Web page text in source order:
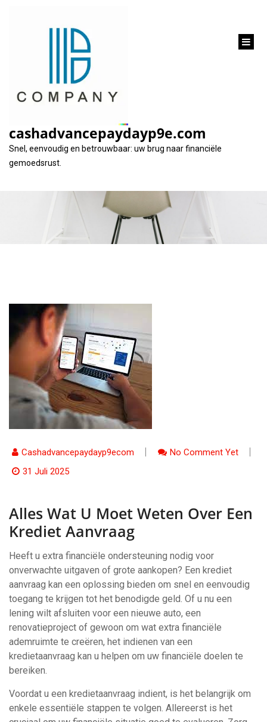
cashadvancepaydayp9e.com
Snel, eenvoudig en betrouwbaar: uw brug naar financiële
gemoedsrust.
Alles wat u moet
weten over een
krediet aanvraag
Cashadvancepaydayp9ecom
No Comment Yet
31 Juli 2025
Alles Wat U Moet Weten Over Een
Krediet Aanvraag
Heeft u extra financiële ondersteuning nodig voor
onverwachte uitgaven of grote aankopen? Een krediet
aanvraag kan een oplossing bieden om snel en eenvoudig
toegang te krijgen tot het benodigde geld. Of u nu een
lening wilt afsluiten voor een nieuwe auto, een
renovatieproject of gewoon om wat extra financiële
ademruimte te creëren, het indienen van een
kredietaanvraag kan u helpen om uw financiële doelen te
bereiken.
Voordat u een kredietaanvraag indient, is het belangrijk om
enkele essentiële stappen te volgen. Allereerst is het